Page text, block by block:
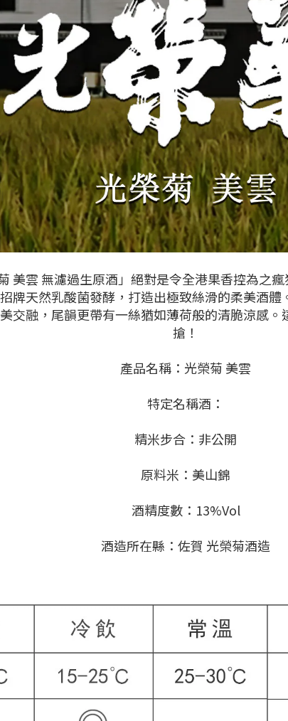
美雲 無濾過生原酒」絕對是令全港果香控為之
牌天然乳酸菌發酵，打造出極致絲滑的柔美酒
交融，尾韻更帶有一絲猶如薄荷般的清脆涼感
搶！
產品名稱：光榮菊 美雲
特定名稱酒：
精米步合：非公開
原料米：美山錦
酒精度數：13%Vol
酒造所在縣：佐賀 光榮菊酒造